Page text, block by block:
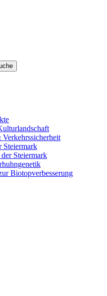
Steiermark
Steiermark
Biotopverbesserung